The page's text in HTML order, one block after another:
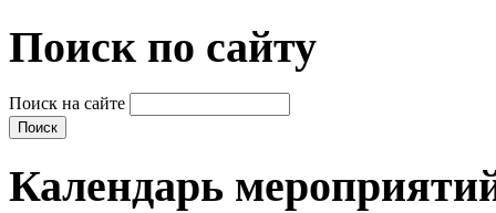
Поиск по сайту
Поиск на сайте
Календарь